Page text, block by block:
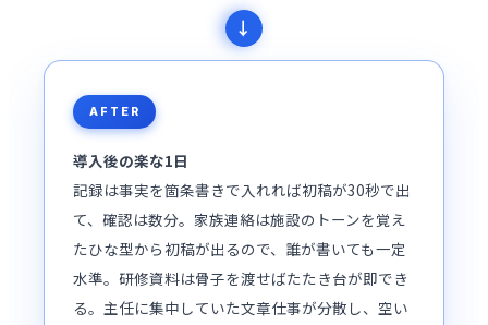
AFTER
導入後の楽な1日
記録は事実を箇条書きで入れれば初稿が30秒で出
て、確認は数分。家族連絡は施設のトーンを覚え
たひな型から初稿が出るので、誰が書いても一定
水準。研修資料は骨子を渡せばたたき台が即でき
る。主任に集中していた文章仕事が分散し、空い